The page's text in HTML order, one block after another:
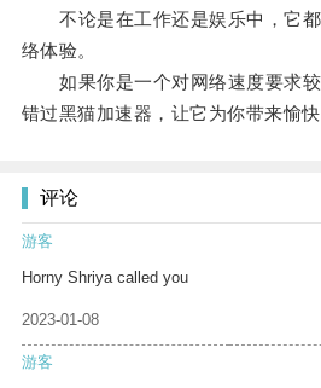
不论是在工作还是娱乐中，它都
络体验。
如果你是一个对网络速度要求较
错过黑猫加速器，让它为你带来愉快
评论
游客
Horny Shriya called you
2023-01-08
游客